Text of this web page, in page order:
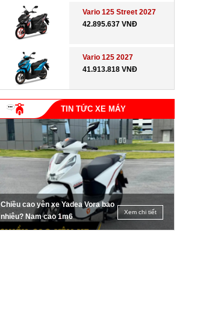
Vario 125 Street 2027
42.895.637 VNĐ
Vario 125 2027
41.913.818 VNĐ
TIN TỨC XE MÁY
Chiều cao yên xe Yadea Vora bao
nhiêu? Nam cao 1m6
Xem chi tiết